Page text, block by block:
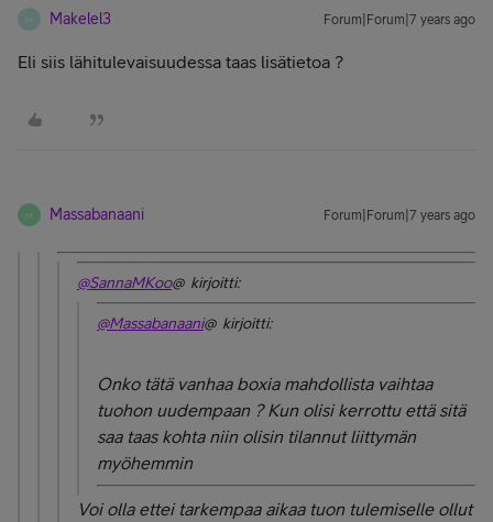
M Makelel3 Forum|Forum|7 years ago
Eli siis lähitulevaisuudessa taas lisätietoa ?
M Massabanaani Forum|Forum|7 years ago
@SannaMKoo@ kirjoitti:
@Massabanaani@ kirjoitti:
Onko tätä vanhaa boxia mahdollista vaihtaa
tuohon uudempaan ? Kun olisi kerrottu että sitä
saa taas kohta niin olisin tilannut liittymän
myöhemmin
Voi olla ettei tarkempaa aikaa tuon tulemiselle ollut